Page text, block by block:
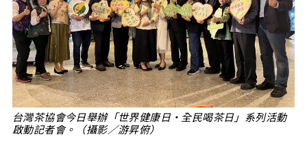
台灣茶協會今日舉辦「世界健康日‧全民喝茶日」系列活動
啟動記者會。（攝影／游昇俯）